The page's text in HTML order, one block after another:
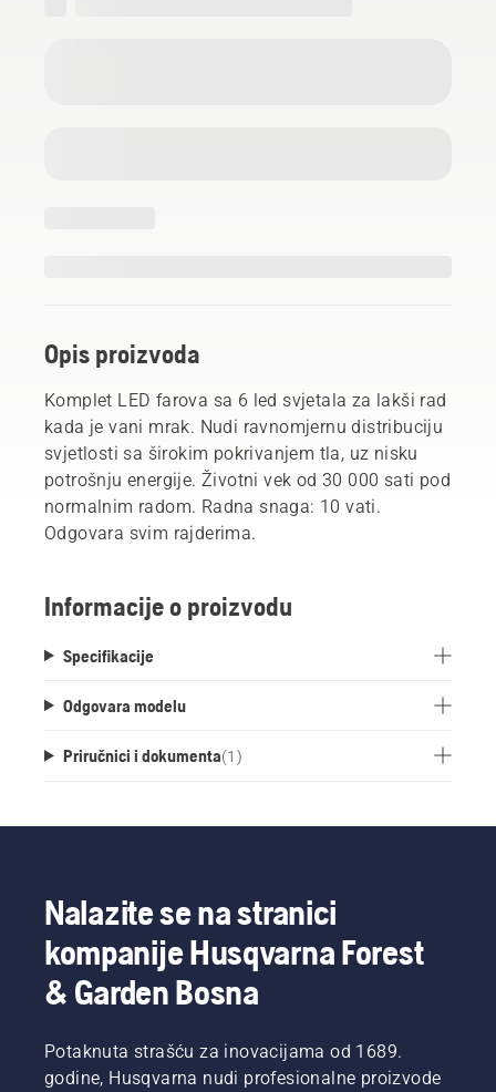
Opis proizvoda
Komplet LED farova sa 6 led svjetala za lakši rad
kada je vani mrak. Nudi ravnomjernu distribuciju
svjetlosti sa širokim pokrivanjem tla, uz nisku
potrošnju energije. Životni vek od 30 000 sati pod
normalnim radom. Radna snaga: 10 vati.
Odgovara svim rajderima.
Informacije o proizvodu
Specifikacije
Odgovara modelu
Priručnici i dokumenta(1 )
Nalazite se na stranici
kompanije Husqvarna Forest
& Garden Bosna
Potaknuta strašću za inovacijama od 1689.
godine, Husqvarna nudi profesionalne proizvode